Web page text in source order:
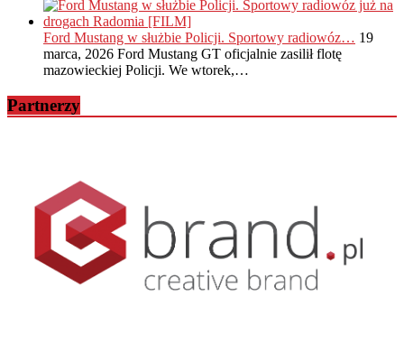
Ford Mustang w służbie Policji. Sportowy radiowóz… 19
marca, 2026 Ford Mustang GT oficjalnie zasilił flotę
mazowieckiej Policji. We wtorek,…
Partnerzy